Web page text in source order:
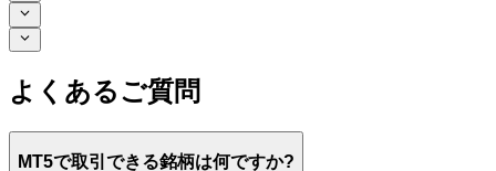
よく あるご質問
MT5で取引できる銘柄は何ですか?